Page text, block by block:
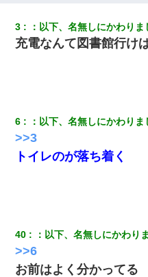
【不幸な結婚式】新郎親族「
タ？だっけ？」俺「だいたい
の？」→
三年働いてたパートを突然ク
【修羅場】彼女親「カスな家
めんだ」俺「じゃあ別れます
なかったの？（泣」
3 ： 以下、名無しにかわり
充電なんて図書館行け
6 ： 以下、名無しにかわり
>>3
トイレのが落ち着く
40 ： 以下、名無しにかわり
>>6
お前はよく分かってる